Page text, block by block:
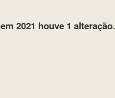
em 2021 houve 1 alteração.